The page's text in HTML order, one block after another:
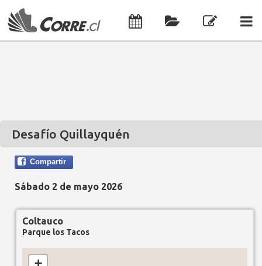
Desafío Quillayquén
Compartir
Sábado 2 de mayo 2026
Coltauco
Parque los Tacos